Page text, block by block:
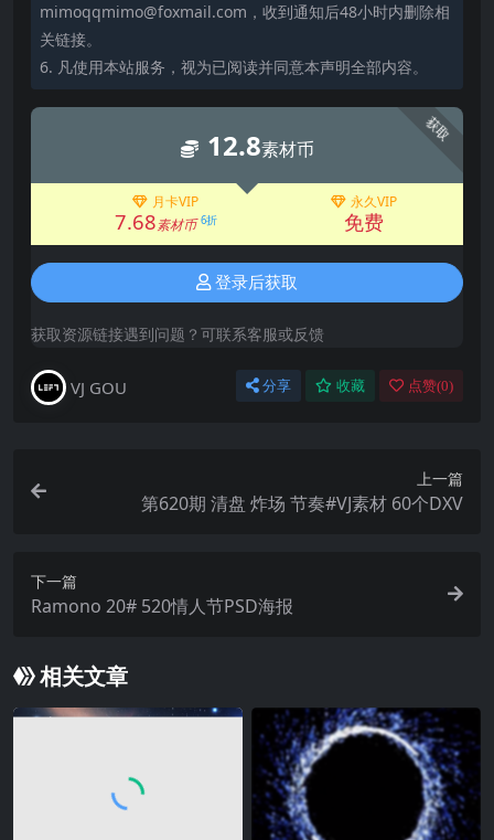
mimoqqmimo@foxmail.com，收到通知后48小时内删除相
关链接。
6. 凡使用本站服务，视为已阅读并同意本声明全部内容。
获取
12.8素材币
月卡VIP
7.68素材币 6折
永久VIP
免费
登录后获取
获取资源链接遇到问题？可联系客服或反馈
VJ GOU 分享 收藏 点赞(0)
上一篇
第620期 清盘 炸场 节奏#VJ素材 60个DXV
下一篇
Ramono 20# 520情人节PSD海报
相关文章